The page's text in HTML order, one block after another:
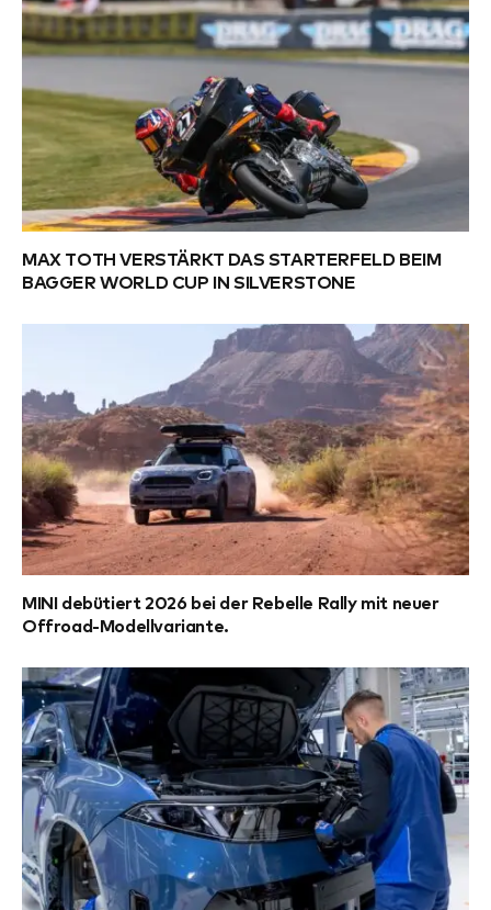
MAX TOTH VERSTÄRKT DAS STARTERFELD BEIM
BAGGER WORLD CUP IN SILVERSTONE
MINI debütiert 2026 bei der Rebelle Rally mit neuer
Offroad-Modellvariante.